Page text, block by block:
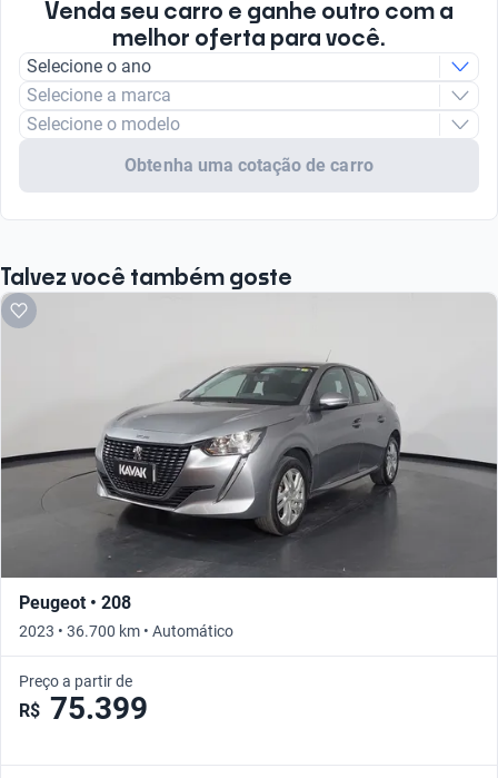
Venda seu carro e ganhe outro com a
melhor oferta para você.
Selecione o ano
Selecione a marca
Selecione o modelo
Obtenha uma cotação de carro
Talvez você também goste
Peugeot • 208
2023 • 36.700 km • Automático
Preço a partir de
R$ 75.399